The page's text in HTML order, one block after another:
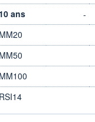
10 ans
-
MM20
MM50
MM100
RSI14